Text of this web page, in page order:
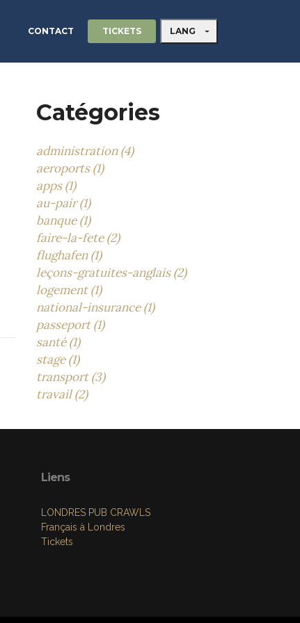
CONTACT TICKETS LANG
Catégories
administration (4)
aeroports (1)
apps (1)
au-pair (1)
banque (1)
faire-la-fete (2)
flughafen (1)
leçons-gratuites-anglais (2)
logement (1)
national-insurance (1)
passeport (1)
santé (1)
stage (1)
transport (3)
travail (2)
Liens
LONDRES PUB CRAWLS
Français à Londres
Tickets